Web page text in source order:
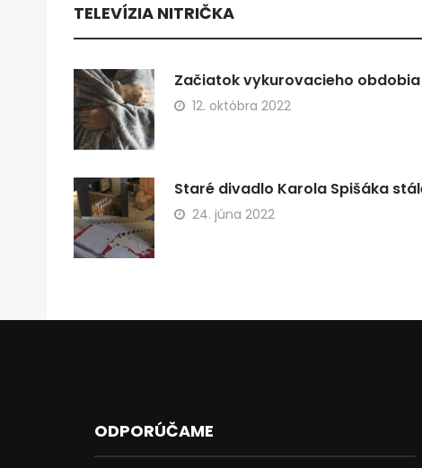
TELEVÍZIA NITRIČKA
Začiatok vykurovacieho
12. októbra 2022
Staré divadlo Karola Spišáka
24. júna 2022
ODPORÚČAME